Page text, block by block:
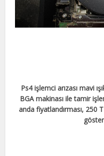
Ps4 işlemci arızası mavi
BGA makinası ile tamir
anda fiyatlandırması, 250